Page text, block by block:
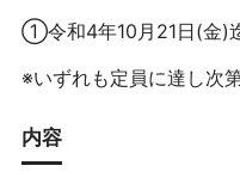
①令和4年10月21日(金)
※いずれも定員に達し次
内容